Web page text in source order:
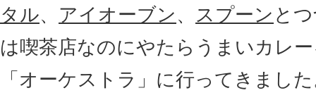
タル、 アイオーブン、 スプーン と
は喫茶店なのにやたらうまいカレ
「オーケストラ」に行ってきまし